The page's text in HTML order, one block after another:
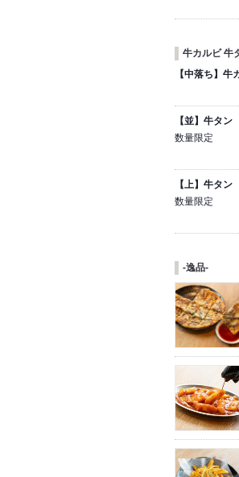
牛カルビ 牛
【中落ち】牛
【並】牛タン
数量限定
【上】牛タン
数量限定
-逸品-